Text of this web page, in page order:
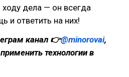
дела — он всегда
и ответить на них!
канал 👉@minorovai,
технологии в